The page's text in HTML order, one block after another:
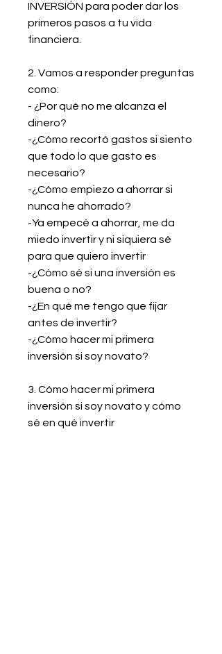
INVERSIÓN para poder dar los
primeros pasos a tu vida
financiera.
2. Vamos a responder preguntas
como:
- ¿Por qué no me alcanza el
dinero?
-¿Cómo recortó gastos si siento
que todo lo que gasto es
necesario?
-¿Cómo empiezo a ahorrar si
nunca he ahorrado?
-Ya empecé a ahorrar, me da
miedo invertir y ni siquiera sé
para que quiero invertir
-¿Cómo sé si una inversión es
buena o no?
-¿En qué me tengo que fijar
antes de invertir?
-¿Cómo hacer mi primera
inversión si soy novato?
3. Cómo hacer mi primera
inversión si soy novato y cómo
sé en qué invertir